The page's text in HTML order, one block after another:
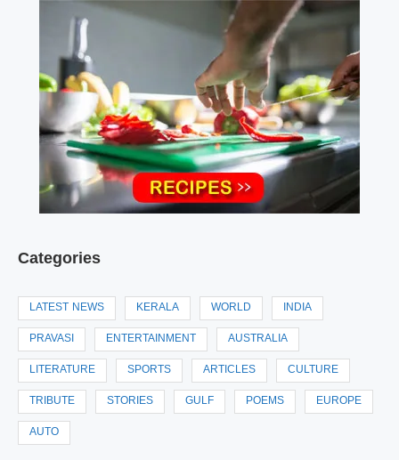
Categories
LATEST NEWS KERALA WORLD INDIA
PRAVASI ENTERTAINMENT AUSTRALIA
LITERATURE SPORTS ARTICLES CULTURE
TRIBUTE STORIES GULF POEMS EUROPE
AUTO